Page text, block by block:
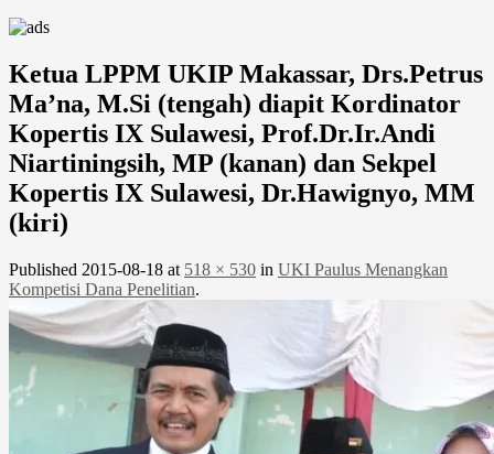
Ketua LPPM UKIP Makassar, Drs.Petrus
Ma’na, M.Si (tengah) diapit Kordinator
Kopertis IX Sulawesi, Prof.Dr.Ir.Andi
Niartiningsih, MP (kanan) dan Sekpel
Kopertis IX Sulawesi, Dr.Hawignyo, MM
(kiri)
Published 2015-08-18 at 518 × 530 in UKI Paulus Menangkan
Kompetisi Dana Penelitian.